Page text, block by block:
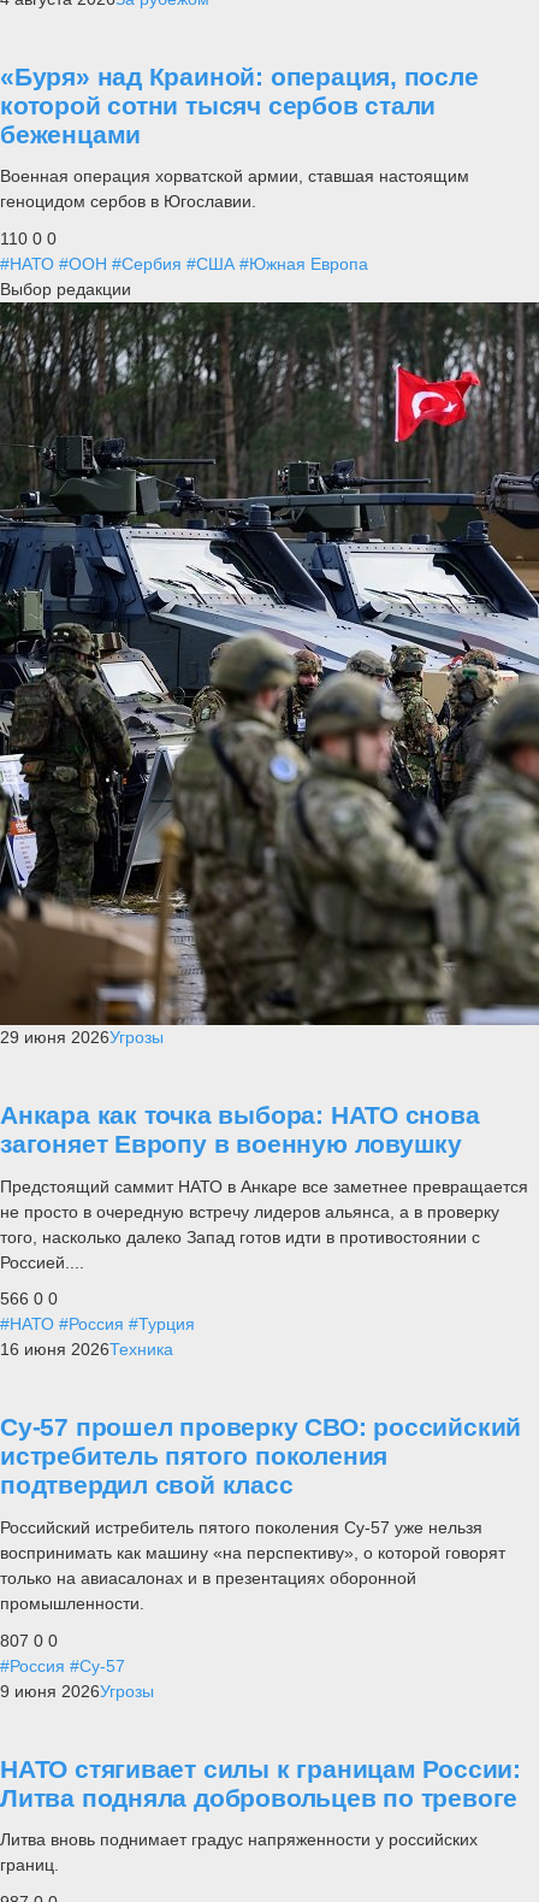
«Буря» над Краиной: операция, после
которой сотни тысяч сербов стали
беженцами
Военная операция хорватской армии, ставшая настоящим
геноцидом сербов в Югославии.
110 0 0
#НАТО #ООН #Сербия #США #Южная Европа
Выбор редакции
29 июня 2026Угрозы
Анкара как точка выбора: НАТО снова
загоняет Европу в военную ловушку
Предстоящий саммит НАТО в Анкаре все заметнее превращается
не просто в очередную встречу лидеров альянса, а в проверку
того, насколько далеко Запад готов идти в противостоянии с
Россией....
566 0 0
#НАТО #Россия #Турция
16 июня 2026Техника
Су-57 прошел проверку СВО: российский
истребитель пятого поколения
подтвердил свой класс
Российский истребитель пятого поколения Су-57 уже нельзя
воспринимать как машину «на перспективу», о которой говорят
только на авиасалонах и в презентациях оборонной
промышленности.
807 0 0
#Россия #Су-57
9 июня 2026Угрозы
НАТО стягивает силы к границам России:
Литва подняла добровольцев по тревоге
Литва вновь поднимает градус напряженности у российских
границ.